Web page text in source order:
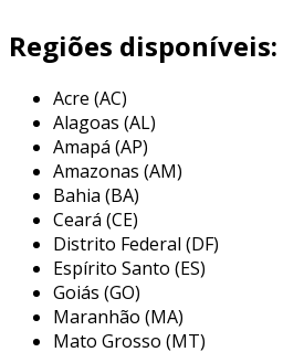
de metal e um elemento elástico
flexibilidade necessária para
condições diversas.
uma das principais vantagens do
rotex gr é a sua facilidade de
manutenção. graças ao seu
pode ser montado e
minimizando o tempo de
maquinários. além disso, o
utilizado no acoplamento
excelente resistência ao desgaste,
proporcionando uma longa vida
Regiões disponíveis:
Acre (AC)
Alagoas (AL)
Amapá (AP)
Amazonas (AM)
Bahia (BA)
Ceará (CE)
Distrito Federal (DF)
Espírito Santo (ES)
Goiás (GO)
Maranhão (MA)
Mato Grosso (MT)